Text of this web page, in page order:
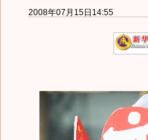
2008年07月15日14:55